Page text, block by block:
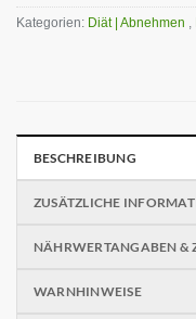
Kategorien: Diät | Abnehmen ,
BESCHREIBUNG
ZUSÄTZLICHE
NÄHRWERTANGABEN &
WARNHINWEISE